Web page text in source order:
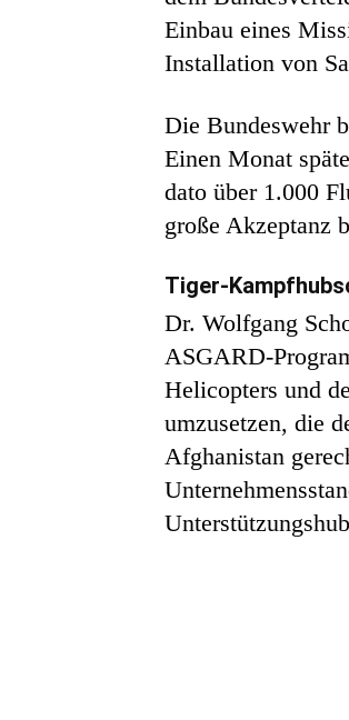
Einbau eines
Installation von
Die Bundeswehr
Einen Monat
dato über 1.000
große Akzeptanz
Tiger-
Dr. Wolfgang
ASGARD-
Helicopters und
umzusetzen, die
Afghanistan